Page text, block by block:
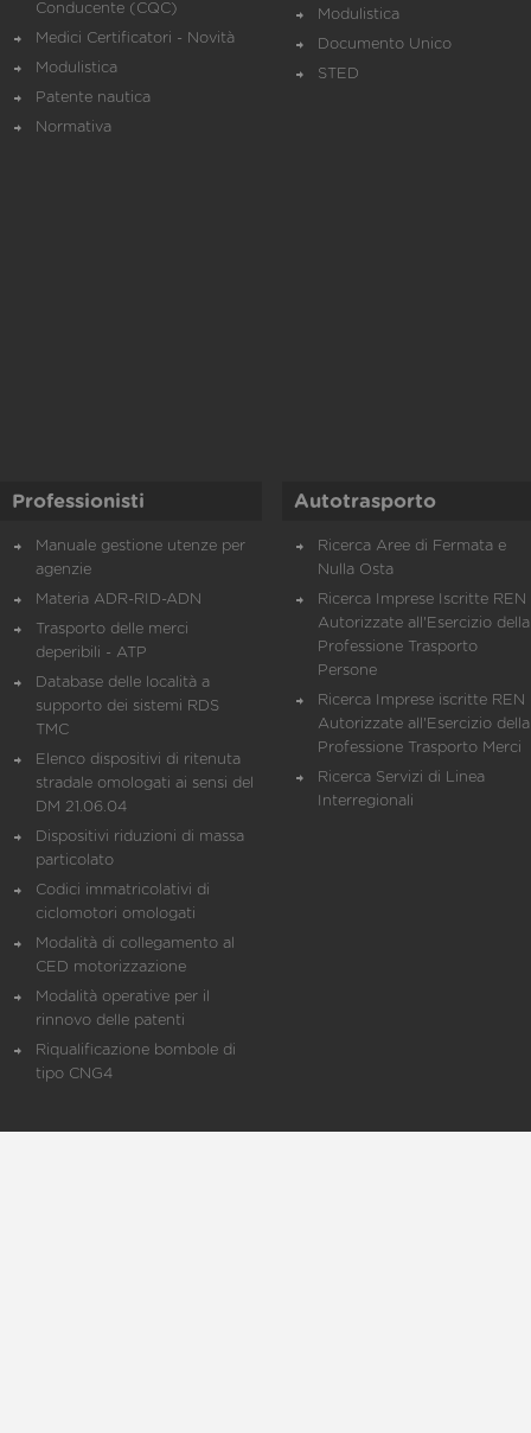
Conducente (CQC)
Medici Certificatori - Novità
Modulistica
Patente nautica
Normativa
Modulistica
Documento Unico
STED
Professionisti
Manuale gestione utenze per
agenzie
Materia ADR-RID-ADN
Trasporto delle merci
deperibili - ATP
Database delle località a
supporto dei sistemi RDS
TMC
Elenco dispositivi di ritenuta
stradale omologati ai sensi del
DM 21.06.04
Dispositivi riduzioni di massa
particolato
Codici immatricolativi di
ciclomotori omologati
Modalità di collegamento al
CED motorizzazione
Modalità operative per il
rinnovo delle patenti
Riqualificazione bombole di
tipo CNG4
Autotrasporto
Ricerca Aree di Fermata e
Nulla Osta
Ricerca Imprese Iscritte REN
Autorizzate all'Esercizio della
Professione Trasporto
Persone
Ricerca Imprese iscritte REN
Autorizzate all'Esercizio della
Professione Trasporto Merci
Ricerca Servizi di Linea
Interregionali